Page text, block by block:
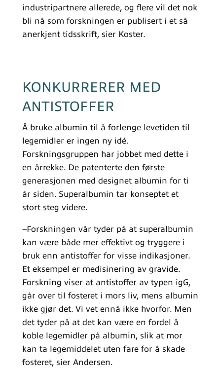
industripartnere allerede, og flere vil det nok
bli nå som forskningen er publisert i et så
anerkjent tidsskrift, sier Koster.
KONKURRERER MED
ANTISTOFFER
Å bruke albumin til å forlenge levetiden til
legemidler er ingen ny idé.
Forskningsgruppen har jobbet med dette i
en årrekke. De patenterte den første
generasjonen med designet albumin for ti
år siden. Superalbumin tar konseptet et
stort steg videre.
–Forskningen vår tyder på at superalbumin
kan være både mer effektivt og tryggere i
bruk enn antistoffer for visse indikasjoner.
Et eksempel er medisinering av gravide.
Forskning viser at antistoffer av typen igG,
går over til fosteret i mors liv, mens albumin
ikke gjør det. Vi vet ennå ikke hvorfor. Men
det tyder på at det kan være en fordel å
koble legemidler på albumin, slik at mor
kan ta legemiddelet uten fare for å skade
fosteret, sier Andersen.